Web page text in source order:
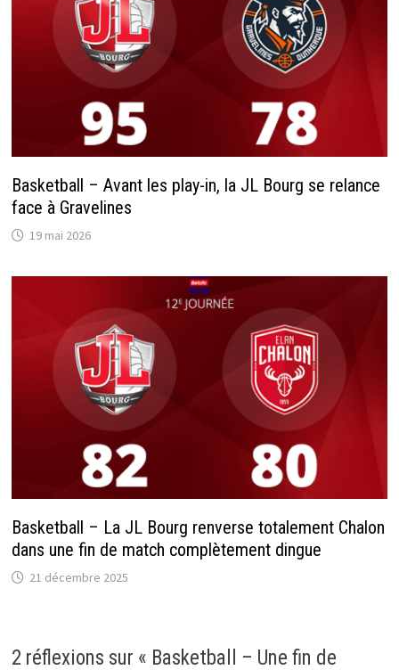
Basketball – Avant les play-in, la JL Bourg se relance
face à Gravelines
19 mai 2026
Basketball – La JL Bourg renverse totalement Chalon
dans une fin de match complètement dingue
21 décembre 2025
2 réflexions sur « Basketball – Une fin de